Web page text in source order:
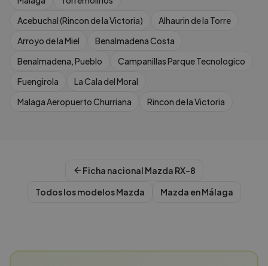
Acebuchal (Rincon de la Victoria)
Alhaurin de la Torre
Arroyo de la Miel
Benalmadena Costa
Benalmadena, Pueblo
Campanillas Parque Tecnologico
Fuengirola
La Cala del Moral
Malaga Aeropuerto Churriana
Rincon de la Victoria
Ficha nacional Mazda RX-8
Todos los modelosMazda Mazda enMálaga